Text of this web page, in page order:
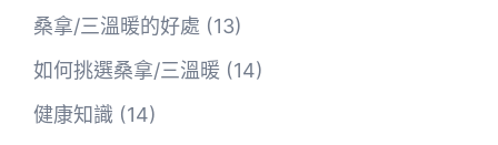
桑拿/三溫暖的好處 (13)
如何挑選桑拿/三溫暖 (14)
健康知識 (14)